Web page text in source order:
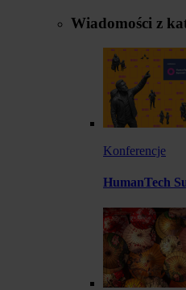
Wiadomości z
Konferencje
HumanTech